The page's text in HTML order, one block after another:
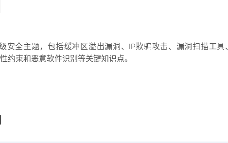
安全主题，包括缓冲区溢出漏洞、IP欺骗攻击、漏洞扫描工具、
约束和恶意软件识别等关键知识点。